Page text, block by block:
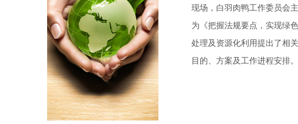
现场，白羽肉鸭工作委员会
为《把握法规要点，实现绿
处理及资源化利用提出了相
目的、方案及工作进程安排。